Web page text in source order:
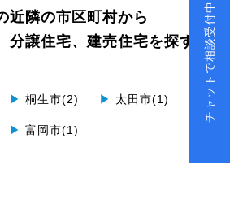
近隣の市区町村から
分譲住宅、建売住宅を探す
▶ 桐生市(2) ▶ 太田市(1)
▶ 富岡市(1)
チャットで相談受付中